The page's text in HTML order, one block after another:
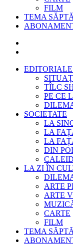
FILM
TEMA
TÎLC
PE CE
SOCIETATE
LA
LA
LA
DIN
LA ZI ÎN
ARTE
ARTE
CARTE
FILM
TEMA